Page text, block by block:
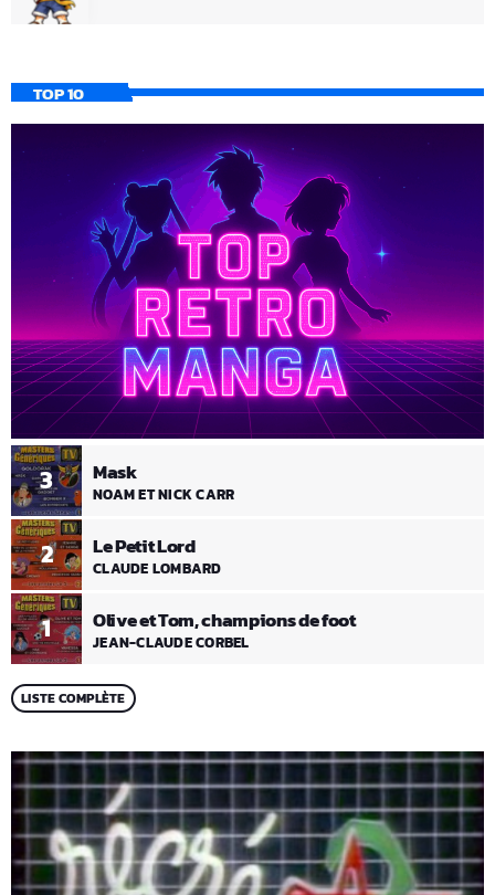
TOP 10
1 Olive et Tom, champions de foot
JEAN-CLAUDE CORBEL
2 Le Petit Lord
CLAUDE LOMBARD
3 Mask
NOAM ET NICK CARR
LISTE COMPLÈTE